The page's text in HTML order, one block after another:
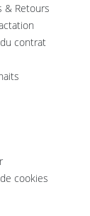
& Retours
contrat
cookies